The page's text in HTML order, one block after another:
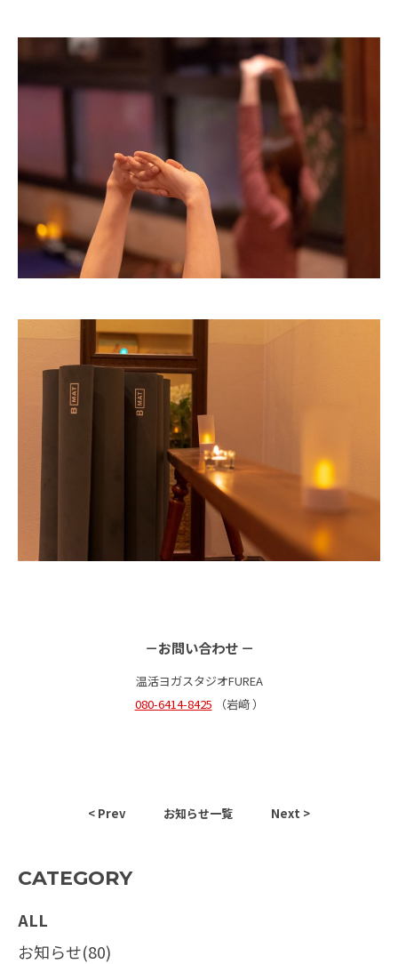
－お問い合わせ －
温活ヨガスタジオFUREA
080-6414-8425 （岩﨑 ）
< Prev お知らせ一覧 Next >
CATEGORY
ALL
お知らせ(80)